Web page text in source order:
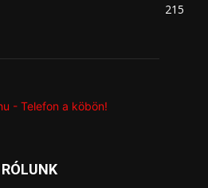
215
RÓLUNK